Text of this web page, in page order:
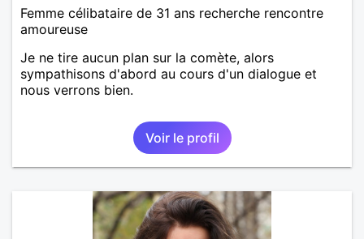
Femme célibataire de 31 ans recherche rencontre
amoureuse
Je ne tire aucun plan sur la comète, alors
sympathisons d'abord au cours d'un dialogue et
nous verrons bien.
Voir le profil